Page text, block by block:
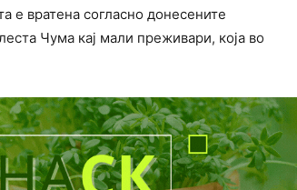
е вратена согласно донесените
Чума кај мали преживари, која во